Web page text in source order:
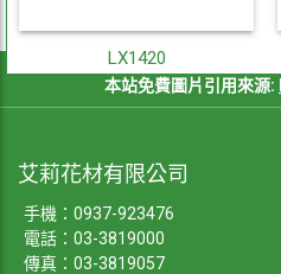
LX1420
本站免費圖片引用來源:
艾莉花材有限公司
手機： 0937-923476
電話： 03-3819000
傳真：03-3819057